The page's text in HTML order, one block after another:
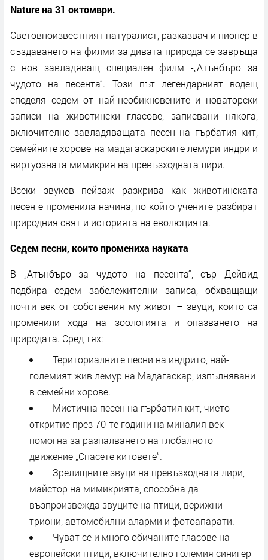
Nature на 31 октомври.
Световноизвестният натуралист, разказвач и пионер в
създаването на филми за дивата природа се завръща
с нов завладяващ специален филм -„Атънбъро за
чудото на песента“. Този път легендарният водещ
споделя седем от най-необикновените и новаторски
записи на животински гласове, записвани някога,
включително завладяващата песен на гърбатия кит,
семейните хорове на мадагаскарските лемури индри и
виртуозната мимикрия на превъзходната лири.
Всеки звуков пейзаж разкрива как животинската
песен е променила начина, по който учените разбират
природния свят и историята на еволюцията.
Седем песни, които промениха науката
В „Атънбъро за чудото на песента“, сър Дейвид
подбира седем забележителни записа, обхващащи
почти век от собствения му живот – звуци, които са
променили хода на зоологията и опазването на
природата. Сред тях:
Териториалните песни на индрито, най-
големият жив лемур на Мадагаскар, изпълнявани
в семейни хорове.
Мистична песен на гърбатия кит, чието
откритие през 70-те години на миналия век
помогна за разпалването на глобалното
движение „Спасете китовете“.
Зрелищните звуци на превъзходната лири,
майстор на мимикрията, способна да
възпроизвежда звуците на птици, верижни
триони, автомобилни аларми и фотоапарати.
Чуват се и много обичаните гласове на
европейски птици, включително големия синигер